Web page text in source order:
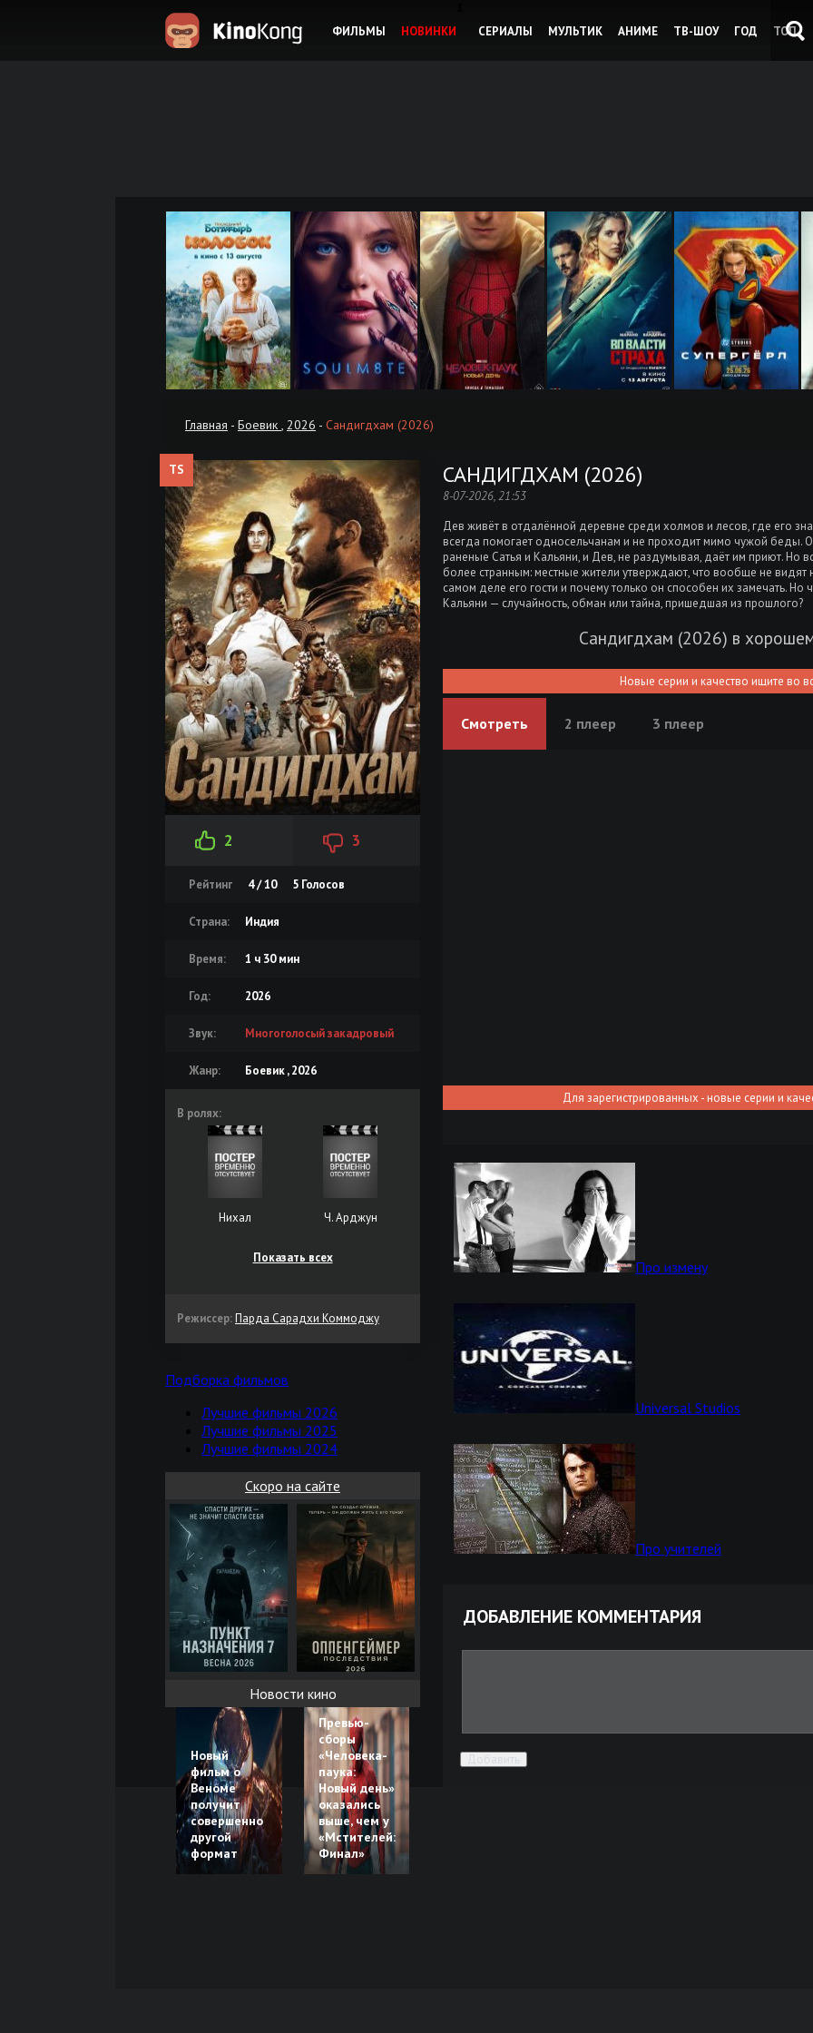
ФИЛЬМЫ НОВИНКИ
СЕРИАЛЫ
МУЛЬТИК АНИМЕ ТВ-ШОУ ГОД ТОП
Главная - Боевик , 2026 - Сандигдхам (2026)
TS
2 3
Рейтинг 4 / 10 5 Голосов
Страна: Индия
Время: 1 ч 30 мин
Год: 2026
Звук: Многоголосый закадровый
Жанр: Боевик , 2026
В ролях:
Нихал Ч. Арджун
Показать всех
Режиссер:Парда Сарадхи Коммоджу
Подборка фильмов
Лучшие фильмы 2026
Лучшие фильмы 2025
Лучшие фильмы 2024
Скоро на сайте
Новости кино
Новый
фильм о
Веноме
получит
совершенно
другой
формат
Превью-
сборы
«Человека-
паука:
Новый день»
оказались
выше, чем у
«Мстителей:
Финал»
САНДИГДХАМ (2026)
8-07-2026, 21:53
Дев живёт в отдалённой деревне среди холмов и лесов, где его
всегда помогает односельчанам и не проходит мимо чужой
раненые Сатья и Кальяни, и Дев, не раздумывая, даёт им приют. Но
более странным: местные жители утверждают, что вообще не видят
самом деле его гости и почему только он способен их замечать. Но
Кальяни — случайность, обман или тайна, пришедшая из прошлого?
Сандигдхам (2026) в
Новые серии и качество ищите во
Смотреть 2 плеер 3 плеер
Для зарегистрированных - новые серии и
Про измену
Universal Studios
Про учителей
ДОБАВЛЕНИЕ КОММЕНТАРИЯ
Добавить